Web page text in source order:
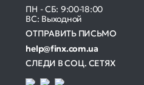
ПН - СБ: 9:00-18:00
ВС: Выходной
ОТПРАВИТЬ ПИСЬМО
help@finx.com.ua
СЛЕДИ В СОЦ. СЕТЯХ